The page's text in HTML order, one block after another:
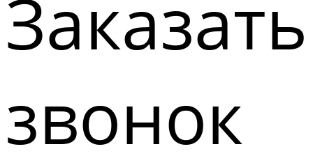
Заказать
звонок